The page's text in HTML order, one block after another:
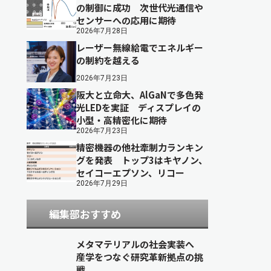
の制御に成功 次世代光通信や
センサーへの応用に期待
2026年7月28日
レーザー無線給電でエネルギー
の制約を越える
2026年7月23日
阪大と立命大、AlGaNで多色発
光LEDを実証 ディスプレイの
小型・高精密化に期待
2026年7月23日
精密機器の他社牽制力ランキン
グを発表 トップ3はキヤノン、
セイコーエプソン、リコー
2026年7月29日
編集部おすすめ
メタマテリアルの社会実装へ
産学をつなぐ研究革新拠点の挑